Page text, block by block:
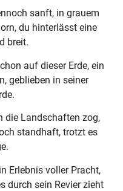
sanft, in grauem
du hinterlässt eine
breit.
auf dieser Erde, ein
geblieben in seiner
die Landschaften zog,
standhaft, trotzt es
Erlebnis voller Pracht,
durch sein Revier zieht